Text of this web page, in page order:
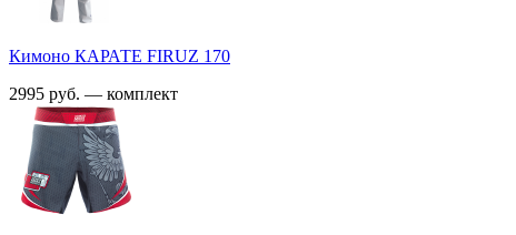
Кимоно КАРАТЕ FIRUZ 170
2995 руб. — комплект